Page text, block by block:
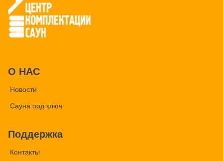
О НАС
Новости
Сауна под ключ
Поддержка
Контакты